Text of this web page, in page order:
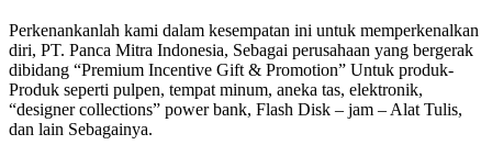
Perkenankanlah kami dalam kesempatan ini untuk memperkenalkan
diri, PT. Panca Mitra Indonesia, Sebagai perusahaan yang bergerak
dibidang “Premium Incentive Gift & Promotion” Untuk produk-
Produk seperti pulpen, tempat minum, aneka tas, elektronik,
“designer collections” power bank, Flash Disk – jam – Alat Tulis,
dan lain Sebagainya.